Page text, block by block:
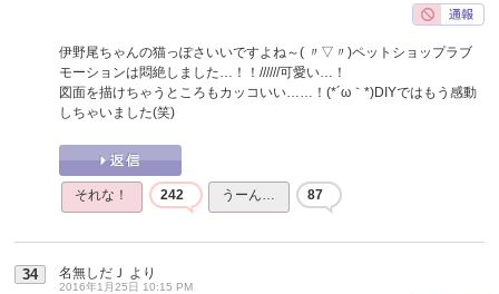
伊野尾ちゃんの猫っぽさいいですよね～( 〃▽〃)ペットショップラブ
モーションは悶絶しました…！！//////可愛い…！
図面を描けちゃうところもカッコいい……！(*´ω｀*)DIYではもう感動
しちゃいました(笑)
それな！ 242 うーん… 87
34 名無しだＪ より
2016年1月25日 10:15 PM